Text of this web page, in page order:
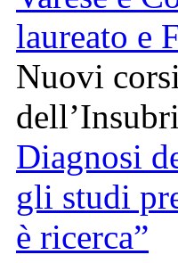
laureato e
Nuovi
Diagnosi
gli studi
è ricerca”